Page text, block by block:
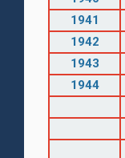
1941
1942
1943
1944